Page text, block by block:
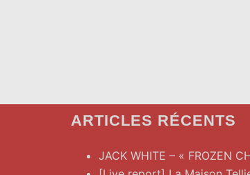
ARTICLES RÉCENTS
JACK WHITE – « FROZEN